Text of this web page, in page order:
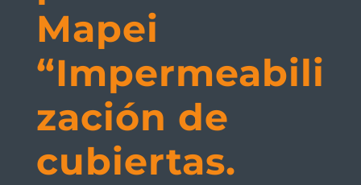
Mapei
“Impermeabili
zación de
cubiertas.